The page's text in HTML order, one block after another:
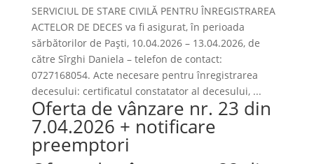
SERVICIUL DE STARE CIVILĂ PENTRU ÎNREGISTRAREA
ACTELOR DE DECES va fi asigurat, în perioada
sărbătorilor de Paști, 10.04.2026 – 13.04.2026, de
către Sîrghi Daniela – telefon de contact:
0727168054. Acte necesare pentru înregistrarea
decesului: certificatul constatator al decesului, ...
Oferta de vânzare nr. 23 din
7.04.2026 + notificare
preemptori